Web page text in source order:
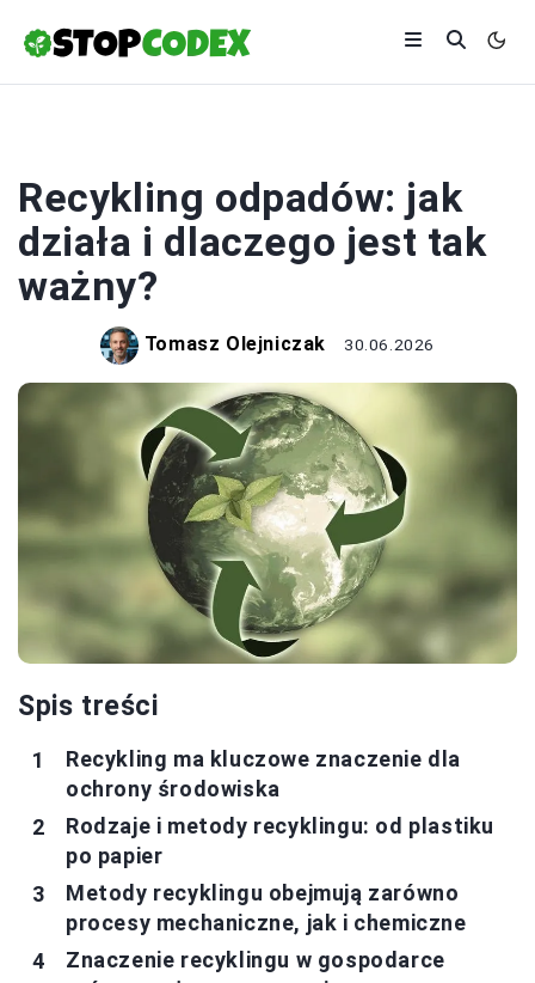
Recykling odpadów: jak
działa i dlaczego jest tak
ważny?
Tomasz Olejniczak 30.06.2026
Spis treści
Recykling ma kluczowe znaczenie dla
ochrony środowiska
Rodzaje i metody recyklingu: od plastiku
po papier
Metody recyklingu obejmują zarówno
procesy mechaniczne, jak i chemiczne
Znaczenie recyklingu w gospodarce